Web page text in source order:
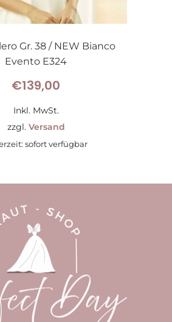
Gr. 38 / NEW Bianco
Evento E324
€139,00
Inkl. MwSt.
zzgl. Versand
sofort verfügbar